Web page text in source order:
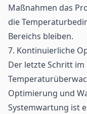
Maßnahmen das
die
Bereichs bleiben.
7. Kontinuierliche
Der letzte Schritt
Optimierung und
Systemwartung ist